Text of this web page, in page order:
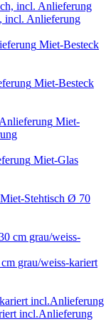
incl. Anlieferung
Miet-Besteck
Miet-Besteck
Miet-
Miet-Glas
Miet-Stehtisch Ø 70
grau/weiss-kariert
incl.Anlieferung